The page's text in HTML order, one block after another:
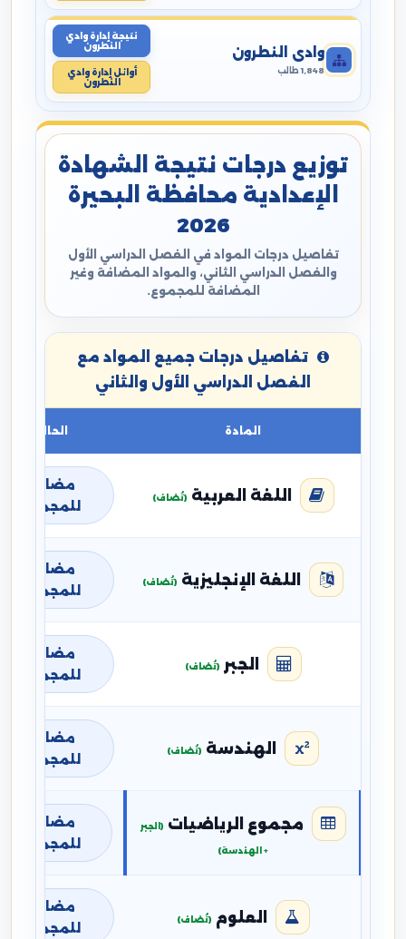
وادي النطرون
1,848 طالب
نتيجة إدارة وادي
النطرون
أوائل إدارة وادي
النطرون
توزيع درجات نتيجة الشهادة
الإعدادية محافظة البحيرة
2026
تفاصيل درجات المواد في الفصل الدراسي الأول
والفصل الدراسي الثاني، والمواد المضافة وغير
المضافة للمجموع.
تفاصيل درجات جميع المواد مع
الفصل الدراسي الأول والثاني
المادة الحالة
اللغة العربية (تُضاف)
مضافة
للمجموع
اللغة الإنجليزية (تُضاف)
مضافة
للمجموع
الجبر (تُضاف)
مضافة
للمجموع
الهندسة (تُضاف)
مضافة
للمجموع
مجموع الرياضيات (الجبر
+ الهندسة)
مضافة
للمجموع
العلوم (تُضاف)
مضافة
للمجموع